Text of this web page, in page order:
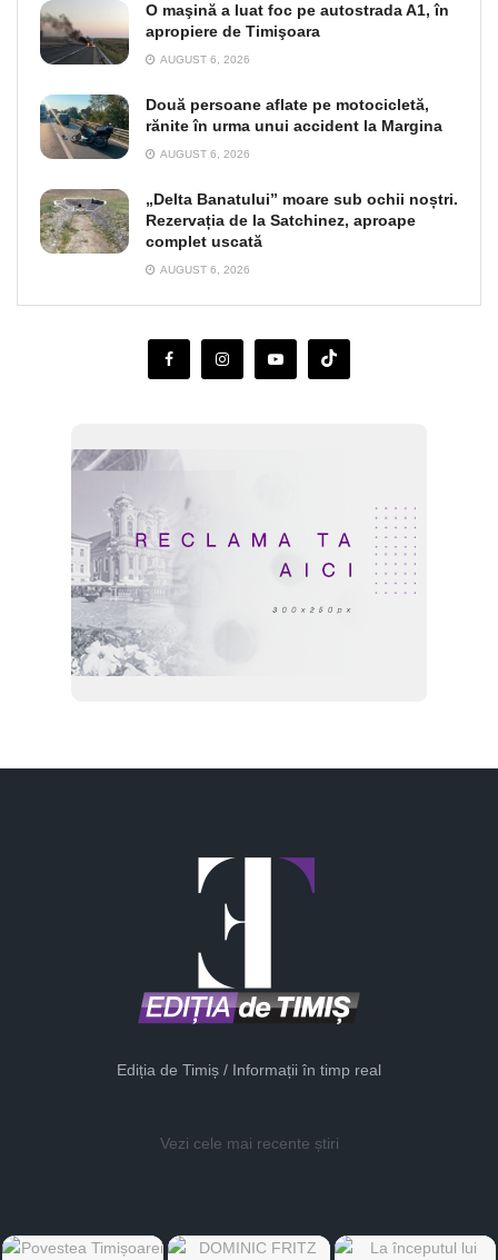
O maşină a luat foc pe autostrada A1, în
apropiere de Timişoara
AUGUST 6, 2026
Două persoane aflate pe motocicletă,
rănite în urma unui accident la Margina
AUGUST 6, 2026
„Delta Banatului” moare sub ochii noștri.
Rezervația de la Satchinez, aproape
complet uscată
AUGUST 6, 2026
Ediția de Timiș / Informații în timp real
Vezi cele mai recente știri